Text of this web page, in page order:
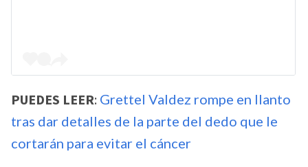
PUEDES LEER: Grettel Valdez rompe en llanto
tras dar detalles de la parte del dedo que le
cortarán para evitar el cáncer